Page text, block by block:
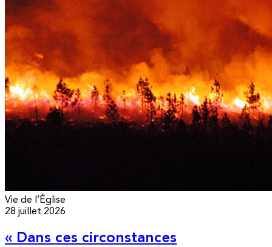
Vie de l’Église
28 juillet 2026
« Dans ces circonstances